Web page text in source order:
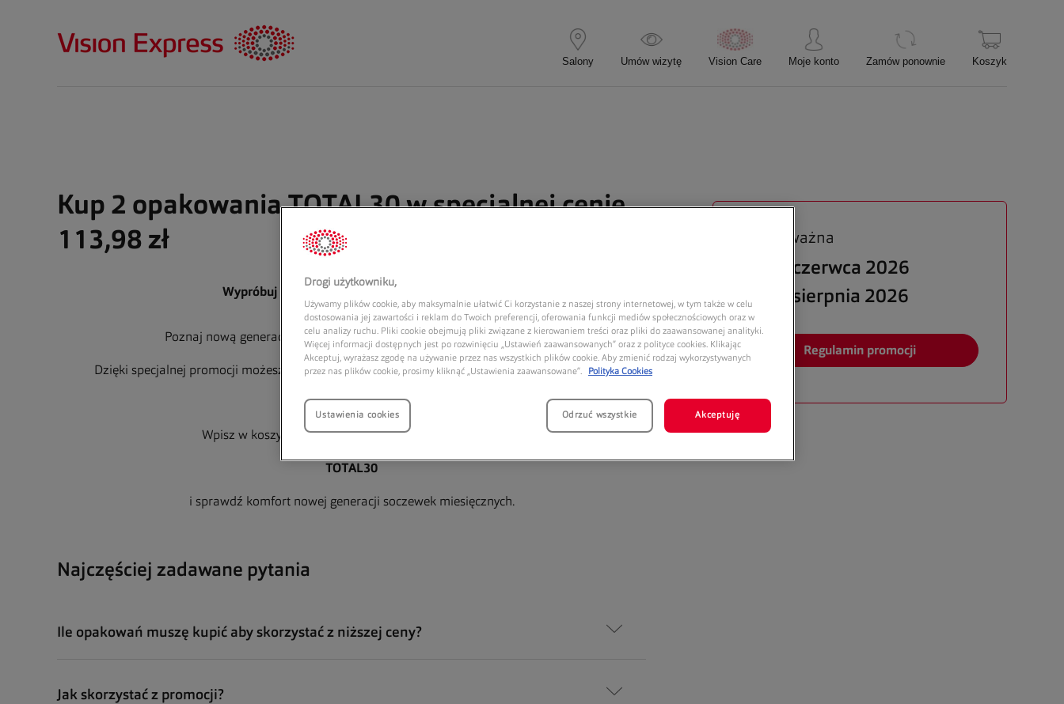
Kup 2 opakowania TOTAL30 w specjalnej cenie
113,98 zł
Wypróbuj nowe TOTAL30 w specjalnej cenie!
Poznaj nową generację komfortu noszenia soczewek kontaktowych.
Dzięki specjalnej promocji możesz zamówić2 opakowania soczewek TOTAL30 za 113,98 zł.
Wpisz w koszyku podczas składania zamówienia, kod:
TOTAL30
i sprawdź komfort nowej generacji soczewek miesięcznych.
Najczęściej zadawane pytania
Ile opakowań muszę kupić aby skorzystać z niższej ceny?
Jak skorzystać z promocji?
Oferta ważna
od 19 czerwca 2026
do 31 sierpnia 2026
Regulamin promocji
Drogi użytkowniku,
Używamy plików cookie, aby maksymalnie ułatwić Ci korzystanie z naszej strony internetowej, w tym także w celu
dostosowania jej zawartości i reklam do Twoich preferencji, oferowania funkcji mediów społecznościowych oraz w
celu analizy ruchu. Pliki cookie obejmują pliki związane z kierowaniem treści oraz pliki do zaawansowanej analityki.
Więcej informacji dostępnych jest po rozwinięciu „Ustawień zaawansowanych” oraz z polityce cookies. Klikając
Akceptuj, wyrażasz zgodę na używanie przez nas wszystkich plików cookie. Aby zmienić rodzaj wykorzystywanych
przez nas plików cookie, prosimy kliknąć „Ustawienia zaawansowane”.
Polityka Cookies
Ustawienia cookies Odrzuć wszystkie Akceptuję